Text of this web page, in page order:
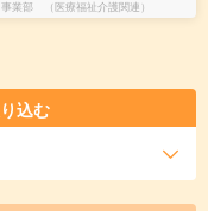
業部 （医療福祉介護関連）
込む